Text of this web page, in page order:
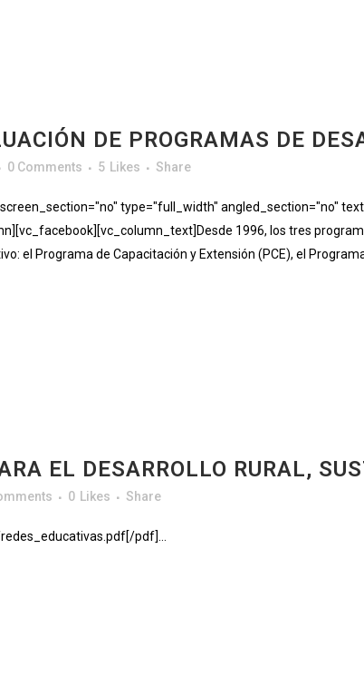
DE PROGRAMAS DE
0 Comments 5 Likes Share
type="full_width" angled_section="no"
1996, los tres
el Programa de Capacitación y Extensión (PCE), el
EL DESARROLLO RURAL,
0 Likes Share
pdf]...